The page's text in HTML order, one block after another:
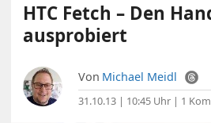
HTC Fetch – Den
ausprobiert
Von Michael Meidl
31.10.13 | 10:45 Uhr | 1